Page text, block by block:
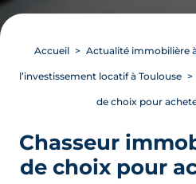
Accueil Actualité immobilière
l’investissement locatif à Toulouse
de choix pour
Chasseur
de choix pour